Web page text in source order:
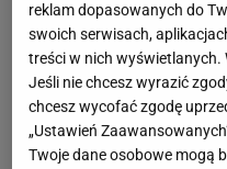
reklam dopasowanych do
swoich serwisach,
treści w nich wyświetlanych.
Jeśli nie chcesz wyrazić
chcesz wycofać zgodę
„Ustawień
Twoje dane osobowe mogą